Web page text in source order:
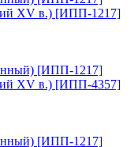
XV в.) [ИПП-1217]
XV в.) [ИПП-4357]